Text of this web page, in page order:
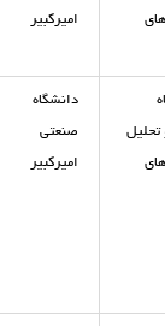
امیرکبیر
تحلیل
دانشگاه
صنعتی
امیرکبیر